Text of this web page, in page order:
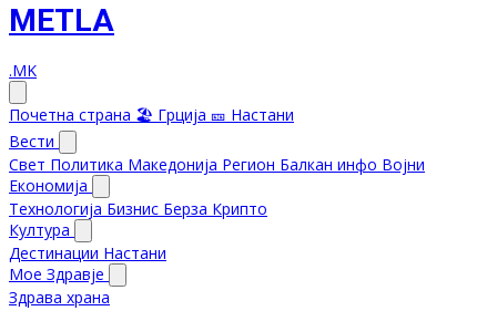
METLA
.MK
Почетна страна 🏖️ Грција 🎫 Настани
Вести
Свет Политика Македонија Регион Балкан инфо Војни
Економија
Технологија Бизнис Берза Крипто
Култура
Дестинации Настани
Мое Здравје
Здрава храна